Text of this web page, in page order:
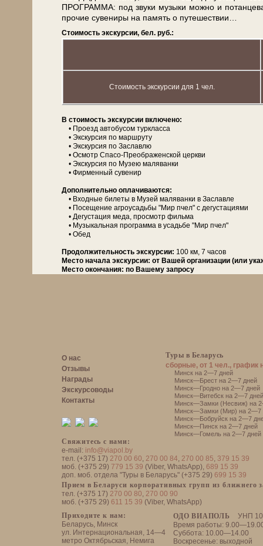
ПРОГРАММА: под зву­ки му­зы­ки мож­но и
прочие су­ве­ни­ры на па­мять о пу­те­ше­ствии…
Стоимость экскурсии, бел. руб.:
Стоимость экскурсии для 1 чел.
В стоимость экс­кур­сии вклю­че­но:
• Проезд ав­то­бу­сом турк­лас­са
• Экс­кур­сия по марш­ру­ту
• Экс­кур­сия по Заславлю
• Осмотр Спасо-Преображенской церк­ви
• Экс­кур­сия по Музею маляванки
• Фирменный су­ве­нир
Дополнительно оплачиваются:
• Вход­ные би­ле­ты в Музей маляванки в За­слав­ле
• По­се­ще­ние агроусадьбы "Мир пчел" с де­гу­ста­ци­я­ми
• Де­гу­ста­ция ме­да, про­смотр филь­ма
• Музыкальная про­грам­ма в усадь­бе "Мир пчел"
• Обед
Про­дол­жи­тель­ность экс­кур­сии: 100 км, 7 ча­сов
Место начала экскурсии: от Вашей организации (или
Место окончания: по Вашему запросу
О нас
Отзывы
Награды
Экскурсоводы
Контакты
Свяжитесь с нами:
e-mail: info@viapol.by
тел. (+375 17) 270 00 60, 270 00 84, 270 00 85, 379 15 39
моб. (+375 29) 779 15 39 (Viber, WhatsApp), 689 15 39
доп. моб. отдела "Туры в Беларусь" (+375 29) 699 15 39
Прием в Беларуси корпоративных групп из ближнего
тел. (+375 17) 270 00 80, 270 00 90
моб. (+375 29) 611 15 39 (Viber, WhatsApp)
ОДО ВИАПОЛЬ
УНП
Время работы:
Суббота: 10.00—14.00
Воскресенье: выходной
Приходите к нам:
Беларусь, Минск
ул. Интернациональная, 14—4
метро Октябрьская, Немига
Туры в Беларусь
сборные, от 1 чел., график
Минск на 2—7 дней
Минск—Брест на 2—7 дней
Минск—Гродно на 2—7 дней
Минск—Витебск на 2—7 дней
Минск—Замки (Несвиж) на
Минск—Замки (Мир) на 2—7
Минск—Бобруйск на 2—7
Минск—Пинск на 2—7 дней
Минск—Гомель на 2—7 дней